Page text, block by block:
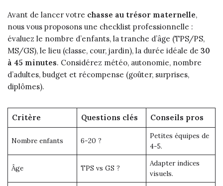
Avant de lancer votre chasse au trésor maternelle,
nous vous proposons une checklist professionnelle :
évaluez le nombre d’enfants, la tranche d’âge (TPS/PS,
MS/GS), le lieu (classe, cour, jardin), la durée idéale de 30
à 45 minutes. Considérez météo, autonomie, nombre
d’adultes, budget et récompense (goûter, surprises,
diplômes).
Critère Questions clés Conseils pros
Nombre enfants 6-20 ?
Petites équipes de
4-5.
Âge TPS vs GS ?
Adapter indices
visuels.